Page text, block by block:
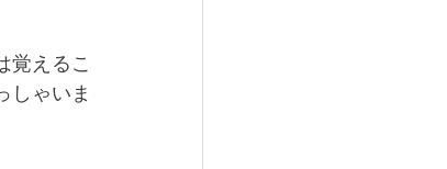
覚えるこ
しゃいま